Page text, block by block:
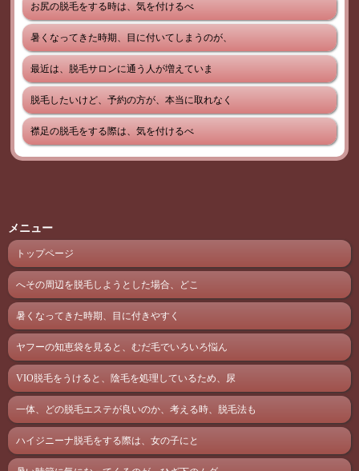
お尻の脱毛をする時は、気を付けるべ
暑くなってきた時期、目に付いてしまうのが、
最近は、脱毛サロンに通う人が増えていま
脱毛したいけど、予約の方が、本当に取れなく
襟足の脱毛をする際は、気を付けるべ
メニュー
トップページ
へその周辺を脱毛しようとした場合、どこ
暑くなってきた時期、目に付きやすく
ヤフーの知恵袋を見ると、むだ毛でいろいろ悩ん
VIO脱毛をうけると、陰毛を処理しているため、尿
一体、どの脱毛エステが良いのか、考える時、脱毛法も
ハイジニーナ脱毛をする際は、女の子にと